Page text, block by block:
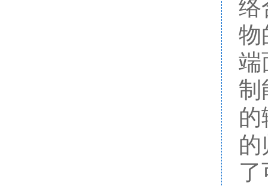
络
物
端
制
的
的